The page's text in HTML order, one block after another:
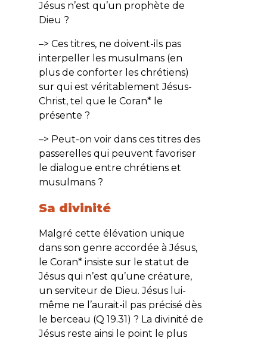
Jésus n’est qu’un prophète de
Dieu ?
–> Ces titres, ne doivent-ils pas
interpeller les musulmans (en
plus de conforter les chrétiens)
sur qui est véritablement Jésus-
Christ, tel que le Coran* le
présente ?
–> Peut-on voir dans ces titres des
passerelles qui peuvent favoriser
le dialogue entre chrétiens et
musulmans ?
Sa divinité
Malgré cette élévation unique
dans son genre accordée à Jésus,
le Coran* insiste sur le statut de
Jésus qui n’est qu’une créature,
un serviteur de Dieu. Jésus lui-
même ne l’aurait-il pas précisé dès
le berceau (Q 19.31) ? La divinité de
Jésus reste ainsi le point le plus